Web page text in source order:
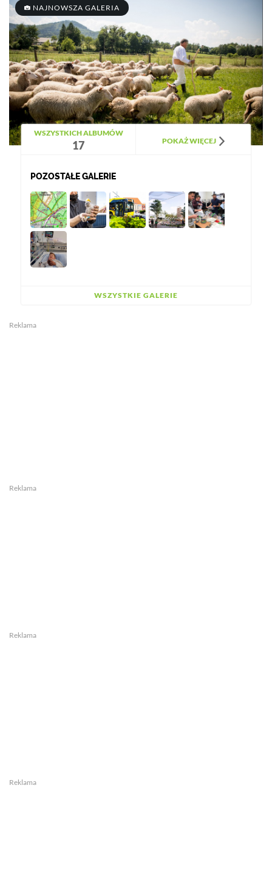
NAJNOWSZA GALERIA
WSZYSTKICH ALBUMÓW
17 POKAŻ WIĘCEJ
POZOSTAŁE GALERIE
WSZYSTKIE GALERIE
Reklama
Reklama
Reklama
Reklama